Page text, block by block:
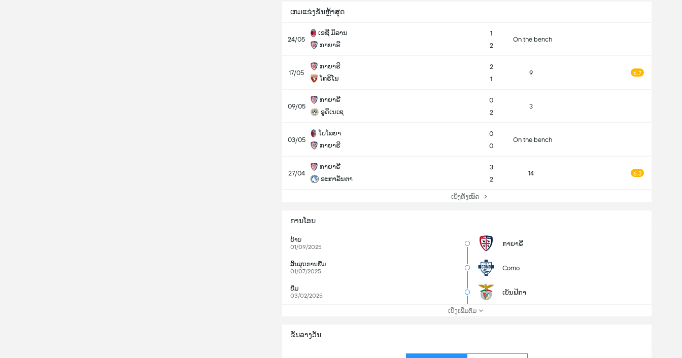
ເກມແຂ່ງຂັນຫຼ້າສຸດ
24/05
ເອຊີ ມິລານ
ກາຍາຣີ
1
2
On the bench
17/05
ກາຍາຣີ
ໂຕຣິໂນ
2
1
9 6.7
09/05
ກາຍາຣີ
ອູດິເນເຊ
0
2
3
03/05
ໂບໂລຍາ
ກາຍາຣີ
0
0
On the bench
27/04
ກາຍາຣີ
ອະຕາລັນຕາ
3
2
14 6.3
ເບິ່ງທັງໝົດ
ການໂອນ
ຍ້າຍ
01/09/2025
ກາຍາຣີ
ສິ້ນສຸດການຢືມ
01/07/2025
Como
ຢືມ
03/02/2025
ເບັນຟິກາ
ເບິ່ງເພີ່ມຕື່ມ
ຂັນລາງວັນ